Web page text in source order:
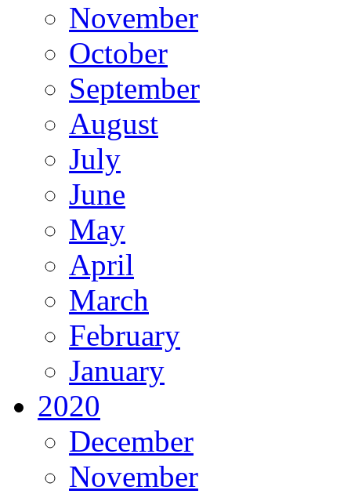
November
October
September
August
July
June
May
April
March
February
January
2020
December
November